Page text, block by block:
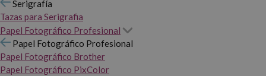
Serigrafía
Tazas para Serigrafia
Papel Fotográfico Profesional
Papel Fotográfico Profesional
Papel Fotográfico Brother
Papel Fotográfico PixColor